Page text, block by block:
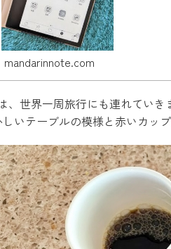
mandarinnote.com
、世界一周旅行にも連れていき
いテーブルの模様と赤いカップ